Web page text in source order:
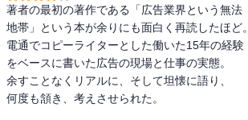
著者の最初の著作である「広告業界という無法
地帯」という本が余りにも面白く再読したほど。
電通でコピーライターとした働いた15年の経験
をベースに書いた広告の現場と仕事の実態。
余すことなくリアルに、そして坦懐に語り、
何度も頷き、考えさせられた。